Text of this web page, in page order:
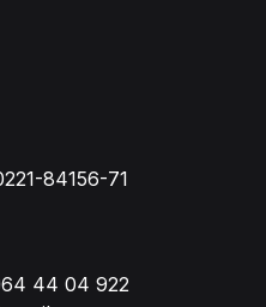
84156-71
44 04 922